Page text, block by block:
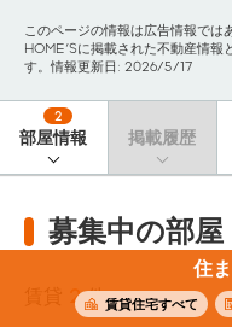
住
賃貸住宅すべて
このページの情報は広告情報で
HOME'Sに掲載された不動産情報
す。情報更新日: 2026/5/17
部屋情報
2
掲載履歴
募集中の部
2 件